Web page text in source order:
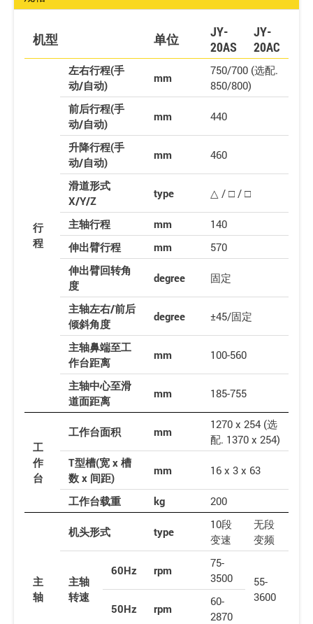
机型 单位
JY-
20AS
JY-
20AC
行
程
左右行程(手
动/自动)
mm
750/700 (选配.
850/800)
前后行程(手
动/自动)
mm 440
升降行程(手
动/自动)
mm 460
滑道形式
X/Y/Z
type △ / □ / □
主轴行程 mm
140
伸出臂行程
mm
570
伸出臂回转角
度
degree 固定
主轴左右/前后
倾斜角度
degree ±45/固定
主轴鼻端至工
作台距离
mm 100-560
主轴中心至滑
道面距离
mm 185-755
工
作
台
工作台面积 mm
1270 x 254 (选
配. 1370 x 254)
T型槽(宽 x 槽
数 x 间距)
mm 16 x 3 x 63
工作台载重 kg 200
机头形式 type
10段
变速
无段
变频
主
轴
主轴
转速
60Hz rpm
75-
3500
55-
3600
50Hz
rpm
60-
2870